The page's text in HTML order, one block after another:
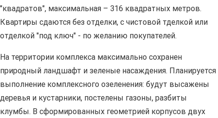
"квадратов", максимальная – 316 квадратных метров.
Квартиры сдаются без отделки, с чистовой тделкой или
отделкой "под ключ" - по желанию покупателей.
На территории комплекса максимально сохранен
природный ландшафт и зеленые насаждения. Планируется
выполнение комплексного озеленения: будут высажены
деревья и кустарники, постелены газоны, разбиты
клумбы. В сформированных геометрией корпусов двух